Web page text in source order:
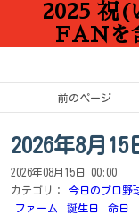
2025 祝(
FANを
前のページ
2026年8月
2026年08月15日 00:00
カテゴリ：
今日のプロ野
ファーム
誕生日 命日